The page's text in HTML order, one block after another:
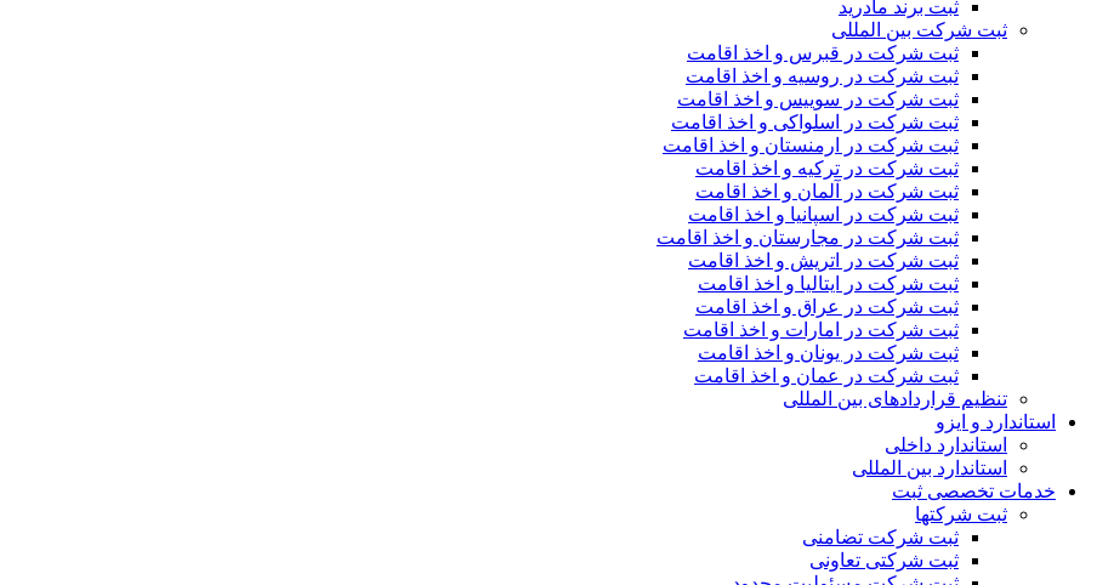
ثبت برند مادرید
ثبت شرکت بین المللی
ثبت شرکت در قبرس و اخذ اقامت
ثبت شرکت در روسیه و اخذ اقامت
ثبت شرکت در سوییس و اخذ اقامت
ثبت شرکت در اسلواکی و اخذ اقامت
ثبت شرکت در ارمنستان و اخذ اقامت
ثبت شرکت در ترکیه و اخذ اقامت
ثبت شرکت در آلمان و اخذ اقامت
ثبت شرکت در اسپانیا و اخذ اقامت
ثبت شرکت در مجارستان و اخذ اقامت
ثبت شرکت در اتریش و اخذ اقامت
ثبت شرکت در ایتالیا و اخذ اقامت
ثبت شرکت در عراق و اخذ اقامت
ثبت شرکت در امارات و اخذ اقامت
ثبت شرکت در یونان و اخذ اقامت
ثبت شرکت در عمان و اخذ اقامت
تنظیم قراردادهای بین المللی
استاندارد و ایزو
استاندارد داخلی
استاندارد بین المللی
خدمات تخصصی ثبت
ثبت شرکتها
ثبت شرکت تضامنی
ثبت شرکتی تعاونی